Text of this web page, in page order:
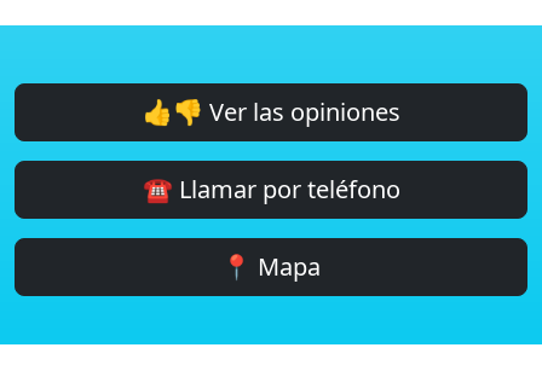
👍👎 Ver las opiniones
☎️ Llamar por teléfono
📍 Mapa